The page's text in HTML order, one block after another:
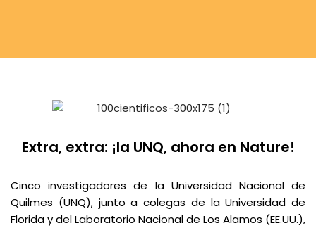
Extra, extra: ¡la UNQ, ahora en Nature!
Cinco investigadores de la Universidad Nacional de
Quilmes (UNQ), junto a colegas de la Universidad de
Florida y del Laboratorio Nacional de Los Alamos (EE.UU.),